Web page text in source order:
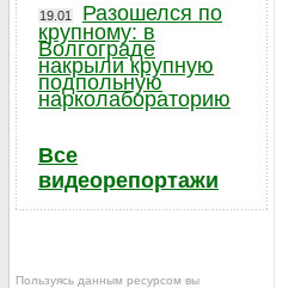
19.01
Разошелся по
крупному: в
Волгограде
накрыли крупную
подпольную
нарколабораторию
Все
видеорепортажи
Пользуясь данным ресурсом вы